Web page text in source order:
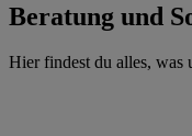
Beratung und
Hier findest du alles,